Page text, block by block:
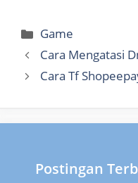
Categories
Game
Cara Mengatasi
Cara Tf
Postingan